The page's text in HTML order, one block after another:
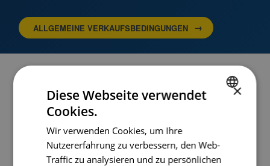
ALLGEMEINE VERKAUFSBEDINGUNGEN
HOME
PRODUKTE
ÜBER CARAT
×
Diese Webseite verwendet
Cookies.
Wir verwenden Cookies, um Ihre
Nutzererfahrung zu verbessern, den Web-
Traffic zu analysieren und zu persönlichen